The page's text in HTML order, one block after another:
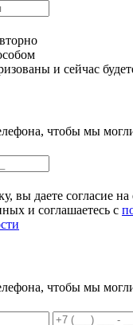
и сейчас
чтобы мы
вы даете согласие на
и соглашаетесь с
чтобы мы